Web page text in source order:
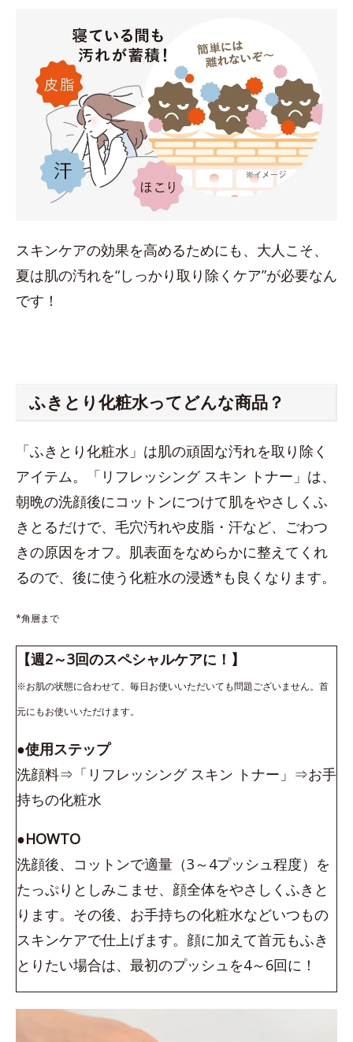
スキンケアの効果を高めるためにも、大人こそ、
夏は肌の汚れを“しっかり取り除くケア”が必要なん
です！
ふきとり化粧水ってどんな商品？
「ふきとり化粧水」は肌の頑固な汚れを取り除く
アイテム。「リフレッシング スキン トナー」は、
朝晩の洗顔後にコットンにつけて肌をやさしくふ
きとるだけで、毛穴汚れや皮脂・汗など、ごわつ
きの原因をオフ。肌表面をなめらかに整えてくれ
るので、後に使う化粧水の浸透*も良くなります。
*角層まで
【週2～3回のスペシャルケアに！】
※お肌の状態に合わせて、毎日お使いいただいても問題ございません。首
元にもお使いいただけます。
●使用ステップ
洗顔料⇒「リフレッシング スキン トナー」⇒お手
持ちの化粧水
●HOWTO
洗顔後、コットンで適量（3～4プッシュ程度）を
たっぷりとしみこませ、顔全体をやさしくふきと
ります。その後、お手持ちの化粧水などいつもの
スキンケアで仕上げます。顔に加えて首元もふき
とりたい場合は、最初のプッシュを4～6回に！